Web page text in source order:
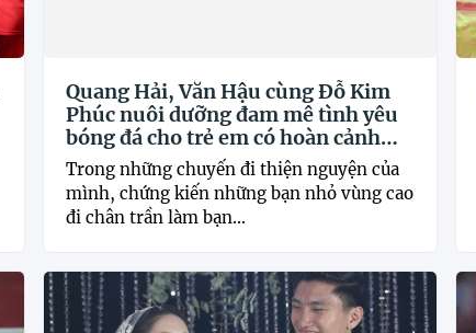
Quang Hải, Văn Hậu cùng Đỗ Kim
Phúc nuôi dưỡng đam mê tình yêu
bóng đá cho trẻ em có hoàn cảnh
khó khăn
Trong những chuyến đi thiện nguyện của
mình, chứng kiến những bạn nhỏ vùng cao
đi chân trần làm bạn...